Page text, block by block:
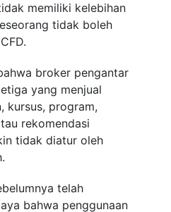
memiliki kelebihan
tidak boleh
broker pengantar
yang menjual
kursus, program,
rekomendasi
tidak diatur oleh
telah
bahwa penggunaan